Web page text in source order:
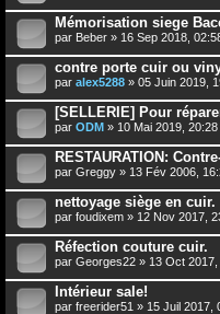
Mémorisation siege
par Beber » 16 Sep 2018,
contre porte cuir ou
par alex5288 » 05 Juin 2019,
[SELLERIE] Pour
par ODM » 10 Mai 2019, 20:28
RESTAURATION:
par Greggy » 13 Fév 2006,
nettoyage siège en cuir.
par foudixem » 12 Nov 2017,
Réfection couture cuir.
par Georges22 » 13 Oct 2017,
Intérieur sale!
par freerider51 » 15 Juil 2017,